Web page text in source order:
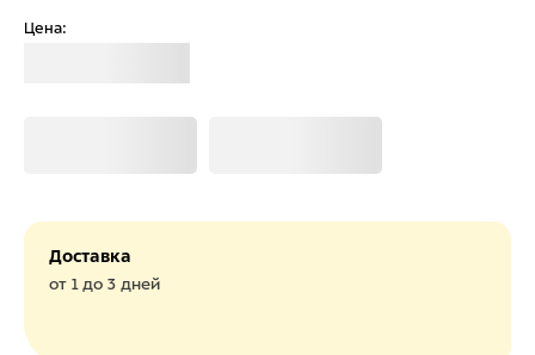
Цена:
Доставка
от 1 до 3 дней